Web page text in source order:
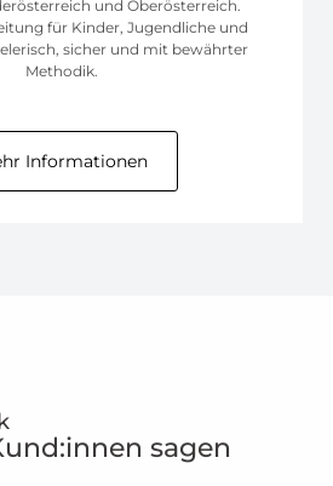
und Oberösterreich.
für Kinder, Jugendliche und
sicher und mit bewährter
Methodik.
Informationen
sagen